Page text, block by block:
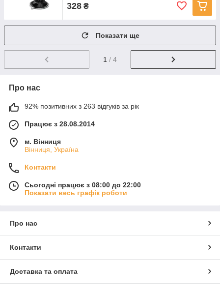
328 ₴
Показати ще
1 / 4
Про нас
92% позитивних з 263 відгуків за рік
Працює з 28.08.2014
м. Вінниця
Вінниця, Україна
Контакти
Сьогодні працює з 08:00 до 22:00
Показати весь графік роботи
Про нас
Контакти
Доставка та оплата